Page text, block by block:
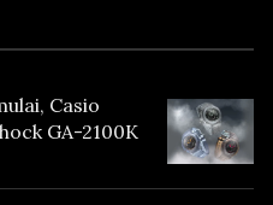
Casio
GA-2100K